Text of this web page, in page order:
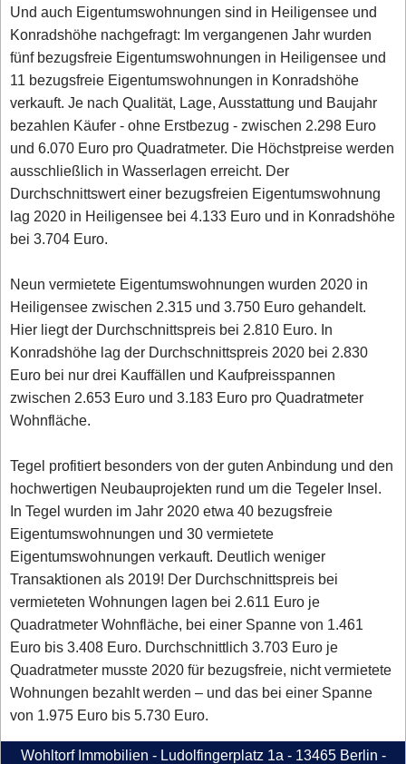
Und auch Eigentumswohnungen sind in Heiligensee und
Konradshöhe nachgefragt: Im vergangenen Jahr wurden
fünf bezugsfreie Eigentumswohnungen in Heiligensee und
11 bezugsfreie Eigentumswohnungen in Konradshöhe
verkauft. Je nach Qualität, Lage, Ausstattung und Baujahr
bezahlen Käufer - ohne Erstbezug - zwischen 2.298 Euro
und 6.070 Euro pro Quadratmeter. Die Höchstpreise werden
ausschließlich in Wasserlagen erreicht. Der
Durchschnittswert einer bezugsfreien Eigentumswohnung
lag 2020 in Heiligensee bei 4.133 Euro und in Konradshöhe
bei 3.704 Euro.
Neun vermietete Eigentumswohnungen wurden 2020 in
Heiligensee zwischen 2.315 und 3.750 Euro gehandelt.
Hier liegt der Durchschnittspreis bei 2.810 Euro. In
Konradshöhe lag der Durchschnittspreis 2020 bei 2.830
Euro bei nur drei Kauffällen und Kaufpreisspannen
zwischen 2.653 Euro und 3.183 Euro pro Quadratmeter
Wohnfläche.
Tegel profitiert besonders von der guten Anbindung und den
hochwertigen Neubauprojekten rund um die Tegeler Insel.
In Tegel wurden im Jahr 2020 etwa 40 bezugsfreie
Eigentumswohnungen und 30 vermietete
Eigentumswohnungen verkauft. Deutlich weniger
Transaktionen als 2019! Der Durchschnittspreis bei
vermieteten Wohnungen lagen bei 2.611 Euro je
Quadratmeter Wohnfläche, bei einer Spanne von 1.461
Euro bis 3.408 Euro. Durchschnittlich 3.703 Euro je
Quadratmeter musste 2020 für bezugsfreie, nicht vermietete
Wohnungen bezahlt werden – und das bei einer Spanne
von 1.975 Euro bis 5.730 Euro.
Wohltorf Immobilien - Ludolfingerplatz 1a - 13465 Berlin -